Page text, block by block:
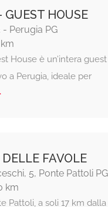
GUEST HOUSE
- Perugia PG
House è un’intera
a Perugia, ideale per
FAVOLE
5, Ponte Pattoli PG
km
Pattoli, a soli 17 km dalla